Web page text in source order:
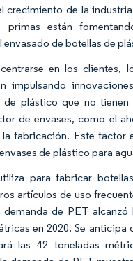
crecimiento de la
primas están
de botellas de
en los clientes,
impulsando
de plástico que no tienen
de envases, como el
fabricación. Este factor
de plástico para
para fabricar
artículos de uso
demanda de PET
en 2020. Se anticipa
las 42 toneladas